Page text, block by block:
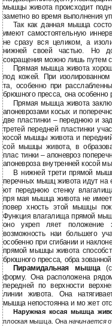
мышцы живота происходит
заметно во время выполнения
Так как данная мышца
имеют самостоятельную
не сразу вся целиком, а
нижней своей частью. Но
сокращения можно лишь путем
Прямая мышца живота
под кожей. При
та, особенно при
брюшного пресса, она особенно
Прямая мышца живота
апоневрозами косых и
две пластинки – переднюю и
третей передней пластинки
косой мышцы живота и
сой мышцы живота, в
плас тинки – апоневроз
апоневроза внутренней косой
В нижней трети прямой
перечных мышц живота идут на
ют переднюю стенку
пря мая мышца живота не
повер хность этой мышцы
Функция влагалища прямой
оно укреп ляет положение
возможность наи большего
особенно при сгибании и
прямой мышцы живота
брюшного пресса, обра
Пирамидальная мышца
форму. Она расположена
передней по верхности
линии живота. Она
мышца непостоянна и мо жет
Наружная косая мышца
плоская мышца. Онаначинается